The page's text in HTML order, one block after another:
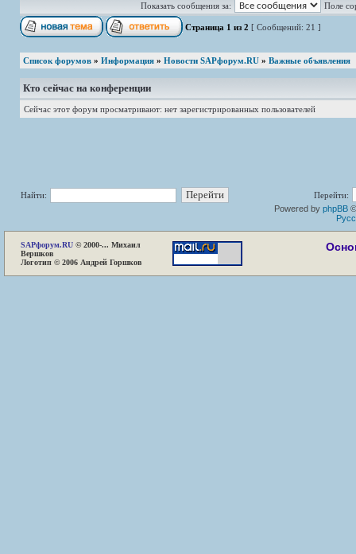
Показать сообщения за: Поле
Страница 1 из 2 [ Сообщений: 21 ]
Список форумов » Информация » Новости SAPфорум.RU » Важные объявления
Кто сейчас на конференции
Сейчас этот форум просматривают: нет зарегистрированных пользователей
Найти:
Перейти:
Powered by phpBB
SAPфорум.RU © 2000-... Михаил
Вершков
Логотип © 2006 Андрей Горшков